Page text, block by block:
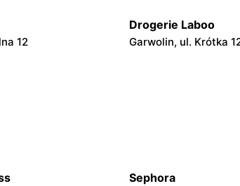
12
Drogerie Laboo
Garwolin, ul. Krótka
44
Sephora